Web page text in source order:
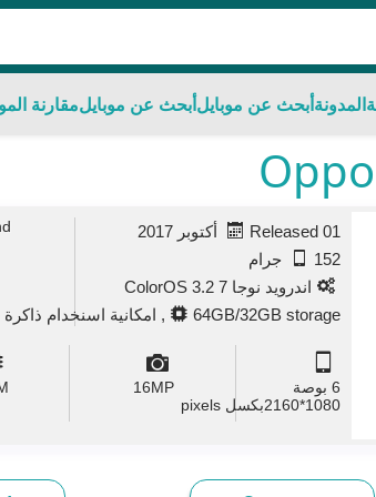
المدونةأبحث عن موبايلأبحث عن موبايلمقارنة
Released 01 أكتوبر 2017
152 جرام
اندرويد نوجا 7 ColorOS 3.2
64GB/32GB storage, امكانية اسنخدام ذاكرة خارجية تصل الى 256 جيجا بايت .
:
6 بوصة
1080*2160بكسل pixels
16MP